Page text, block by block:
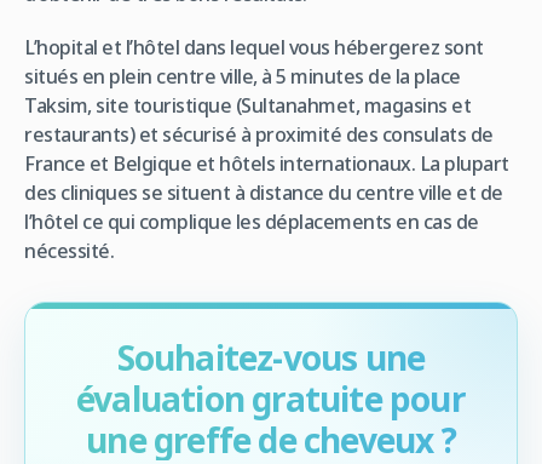
L’hopital et l’hôtel dans lequel vous hébergerez sont
situés en plein centre ville, à 5 minutes de la place
Taksim, site touristique (Sultanahmet, magasins et
restaurants) et sécurisé à proximité des consulats de
France et Belgique et hôtels internationaux. La plupart
des cliniques se situent à distance du centre ville et de
l’hôtel ce qui complique les déplacements en cas de
nécessité.
Souhaitez-vous une
évaluation gratuite pour
une greffe de cheveux ?